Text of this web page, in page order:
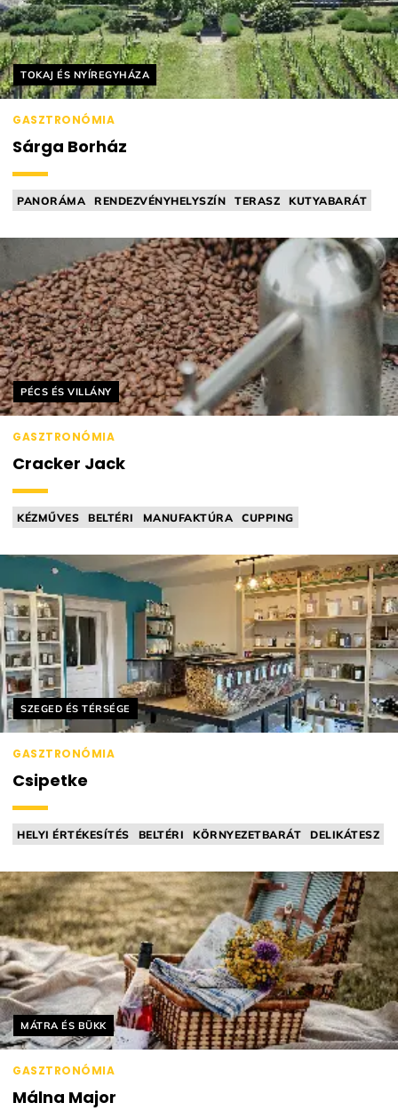
Helyszín címkék:
TOKAJ ÉS NYÍREGYHÁZA
GASZTRONÓMIA
Sárga Borház
PANORÁMA RENDEZVÉNYHELYSZÍN TERASZ
KUTYABARÁT
Helyszín címkék:
PÉCS ÉS VILLÁNY
GASZTRONÓMIA
Cracker Jack
KÉZMŰVES BELTÉRI MANUFAKTÚRA CUPPING
Helyszín címkék:
SZEGED ÉS TÉRSÉGE
GASZTRONÓMIA
Csipetke
HELYI ÉRTÉKESÍTÉS BELTÉRI KÖRNYEZETBARÁT
DELIKÁTESZ
Helyszín címkék:
MÁTRA ÉS BÜKK
GASZTRONÓMIA
Málna Major